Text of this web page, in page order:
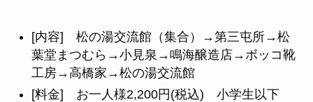
[内容] 松の湯交流館（集合）→第三屯所→松
葉堂まつむら→小見泉→鳴海醸造店→ボッコ靴
工房→高橋家→松の湯交流館
[料金] お一人様2,200円(税込) 小学生以下